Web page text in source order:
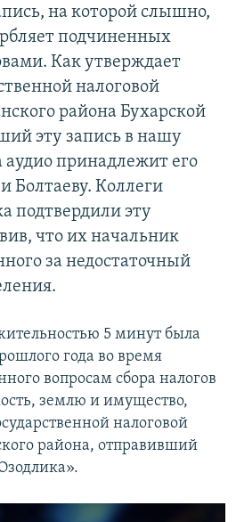
на которой слышно,
подчиненных
Как утверждает
налоговой
района Бухарской
эту запись в нашу
аудио принадлежит его
Болтаеву. Коллеги
подтвердили эту
что их начальник
за недостаточный
5 минут была
года во время
вопросам сбора налогов
землю и имущество,
налоговой
района, отправивший